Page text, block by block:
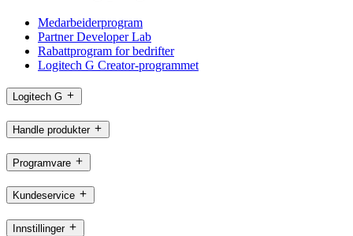
Medarbeiderprogram
Partner Developer Lab
Rabattprogram for bedrifter
Logitech G Creator-programmet
Logitech G
Handle produkter
Programvare
Kundeservice
Innstillinger